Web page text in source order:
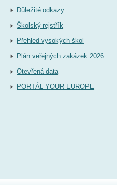
Důležité odkazy
Školský rejstřík
Přehled vysokých škol
Plán veřejných zakázek 2026
Otevřená data
PORTÁL YOUR EUROPE